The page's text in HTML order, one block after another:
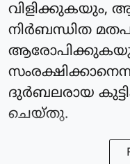
വിളിക്കുകയും,
നിർബന്ധിത
ദുർബലരായ
ചെയ്തു.